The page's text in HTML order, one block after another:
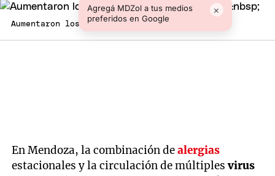
Agregá MDZol a tus medios
preferidos en Google
×
Aumentaron los casos de alergias en el país.
En Mendoza, la combinación dealergias
estacionales y la circulación de múltiplesvirus